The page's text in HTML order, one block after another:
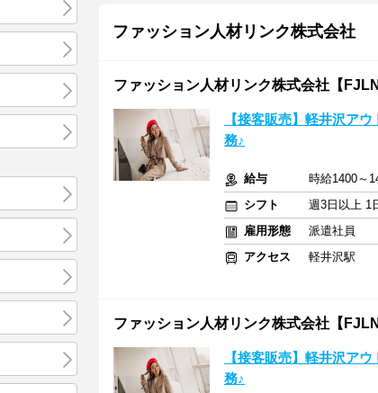
ファッション人材リンク株式会社
ファッション人材リンク株式会社【
【接客販売】軽井沢ア
務♪
給与
時給1400～
シフト
週3日以上 1
雇用形態
派遣社員
アクセス
軽井沢駅
ファッション人材リンク株式会社【
【接客販売】軽井沢ア
務♪